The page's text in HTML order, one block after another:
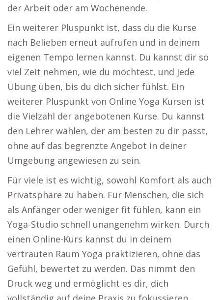
der Arbeit oder am Wochenende.
Ein weiterer Pluspunkt ist, dass du die Kurse
nach Belieben erneut aufrufen und in deinem
eigenen Tempo lernen kannst. Du kannst dir so
viel Zeit nehmen, wie du möchtest, und jede
Übung üben, bis du dich sicher fühlst. Ein
weiterer Pluspunkt von Online Yoga Kursen ist
die Vielzahl der angebotenen Kurse. Du kannst
den Lehrer wählen, der am besten zu dir passt,
ohne auf das begrenzte Angebot in deiner
Umgebung angewiesen zu sein.
Für viele ist es wichtig, sowohl Komfort als auch
Privatsphäre zu haben. Für Menschen, die sich
als Anfänger oder weniger fit fühlen, kann ein
Yoga-Studio schnell unangenehm wirken. Durch
einen Online-Kurs kannst du in deinem
vertrauten Raum Yoga praktizieren, ohne das
Gefühl, bewertet zu werden. Das nimmt den
Druck weg und ermöglicht es dir, dich